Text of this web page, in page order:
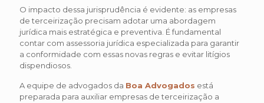
O impacto dessa jurisprudência é evidente: as empresas
de terceirização precisam adotar uma abordagem
jurídica mais estratégica e preventiva. É fundamental
contar com assessoria jurídica especializada para garantir
a conformidade com essas novas regras e evitar litígios
dispendiosos.
A equipe de advogados da Boa Advogados está
preparada para auxiliar empresas de terceirização a